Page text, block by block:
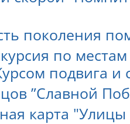
поколения
по
подвига и
”Славной
карта